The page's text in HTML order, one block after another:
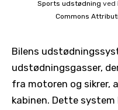
Sports udstødning ved
Commons
Bilens
udstødningsgasser,
fra motoren og sikrer,
kabinen. Dette